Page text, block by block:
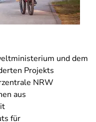
und dem
Projekts
NRW
aus
für